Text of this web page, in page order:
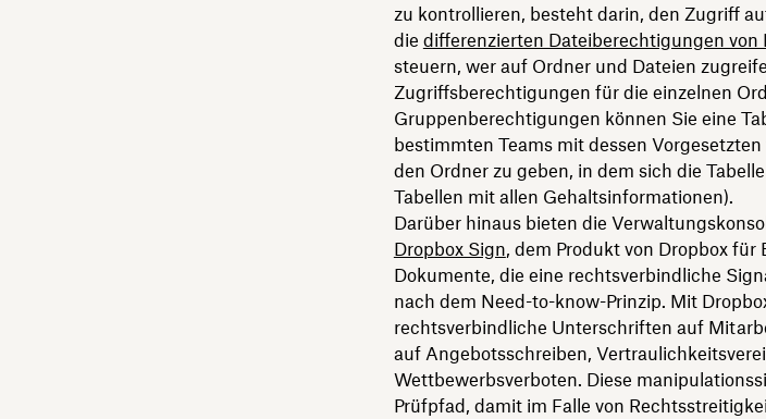
zu kontrollieren, besteht darin, den Zugriff
die differenzierten Dateiberechtigungen von
steuern, wer auf Ordner und Dateien
Zugriffsberechtigungen für die einzelnen
Gruppenberechtigungen können Sie eine
bestimmten Teams mit dessen
den Ordner zu geben, in dem sich die
Tabellen mit allen Gehaltsinformationen).
Darüber hinaus bieten die
Dropbox Sign, dem Produkt von Dropbox
Dokumente, die eine rechtsverbindliche
nach dem Need-to-know-Prinzip. Mit
rechtsverbindliche Unterschriften auf
auf Angebotsschreiben,
Wettbewerbsverboten. Diese
Prüfpfad, damit im Falle von